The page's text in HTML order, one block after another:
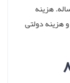
ساله. هزینه
۸۷۰ استرالیا، ۵۰۰۰ دلار و هزینه دولتی